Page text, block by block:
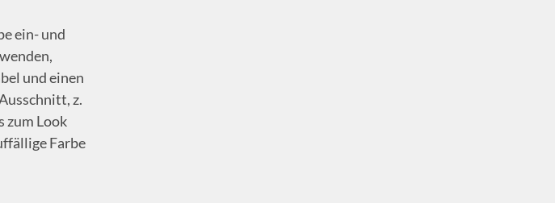
ein- und
und einen
z.
zum Look
Farbe